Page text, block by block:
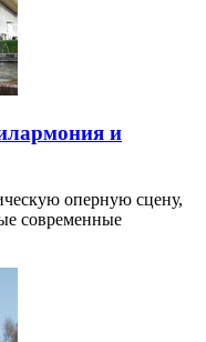
и
оперную сцену,
современные